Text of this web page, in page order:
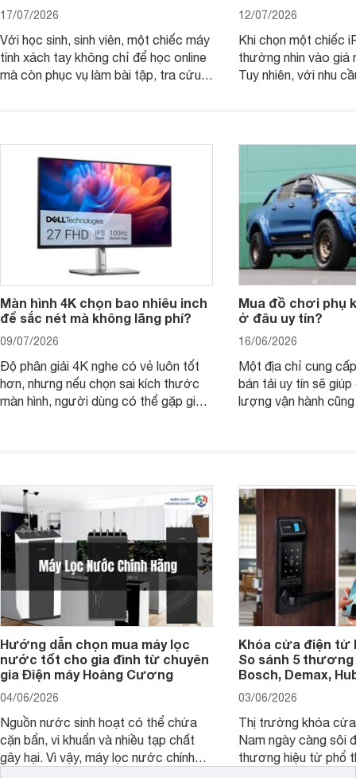
17/07/2026
Với học sinh, sinh viên, một chiếc máy
tính xách tay không chỉ để học online
mà còn phục vụ làm bài tập, tra cứu,
thay vì chỉ so sánh cấu hình trên giấy.
12/07/2026
Khi chọn một chiếc
thường nhìn vào
Tuy nhiên, với nhu
không, dùng được
Màn hình 4K chọn bao nhiêu inch
để sắc nét mà không lãng phí?
09/07/2026
Độ phân giải 4K nghe có vẻ luôn tốt
hơn, nhưng nếu chọn sai kích thước
màn hình, người dùng có thể gặp giao
Mua đồ chơi phụ
ở đâu uy tín?
16/06/2026
Một địa chỉ cung
bán tải uy tín sẽ
lượng vận hành
Hướng dẫn chọn mua máy lọc
nước tốt cho gia đình từ chuyên
gia Điện máy Hoàng Cương
04/06/2026
Nguồn nước sinh hoạt có thể chứa
cặn bẩn, vi khuẩn và nhiều tạp chất
gây hại. Vì vậy, máy lọc nước chính
Khóa cửa điện tử
So sánh 5 thương
Bosch, Demax,
03/06/2026
Thị trường khóa
Nam ngày càng sôi
thương hiệu từ phổ